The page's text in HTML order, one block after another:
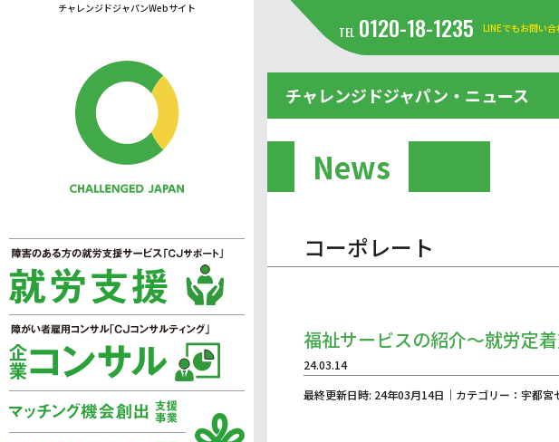
チャレンジドジャパンWebサイト
TEL 0120-18-1235 LINEでもお問い合
チャレンジドジャパン・ニュース
News
コーポレート
福祉サービスの紹介～就労定
24.03.14
最終更新日時: 24年03月14日｜カテゴリー：宇都宮